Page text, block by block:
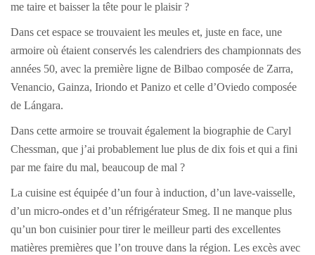
me taire et baisser la tête pour le plaisir ?
Dans cet espace se trouvaient les meules et, juste en face, une
armoire où étaient conservés les calendriers des championnats des
années 50, avec la première ligne de Bilbao composée de Zarra,
Venancio, Gainza, Iriondo et Panizo et celle d’Oviedo composée
de Lángara.
Dans cette armoire se trouvait également la biographie de Caryl
Chessman, que j’ai probablement lue plus de dix fois et qui a fini
par me faire du mal, beaucoup de mal ?
La cuisine est équipée d’un four à induction, d’un lave-vaisselle,
d’un micro-ondes et d’un réfrigérateur Smeg. Il ne manque plus
qu’un bon cuisinier pour tirer le meilleur parti des excellentes
matières premières que l’on trouve dans la région. Les excès avec